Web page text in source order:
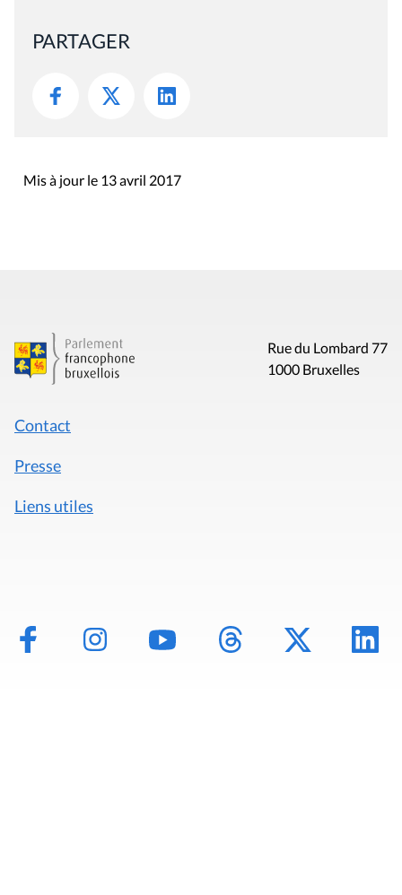
PARTAGER
Mis à jour le 13 avril 2017
Rue du Lombard 77
1000 Bruxelles
Contact
Presse
Liens utiles